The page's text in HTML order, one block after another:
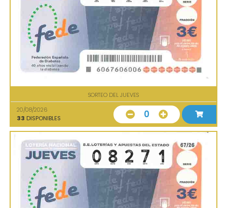
SORTEO DEL JUEVES
20/08/2026
33 DISPONIBLES 0